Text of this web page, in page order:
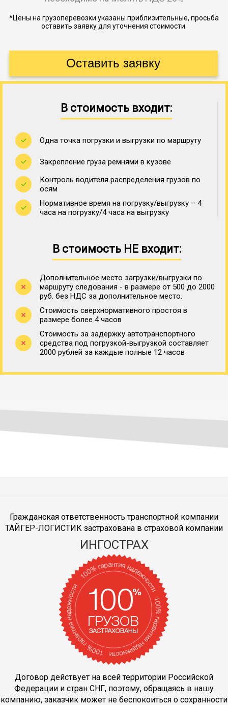
*Цены на грузоперевозки указаны приблизительные, просьба
оставить заявку для уточнения стоимости.
В стоимость входит:
Одна точка погрузки и выгрузки по маршруту
Закрепление груза ремнями в кузове
Контроль водителя распределения грузов по
осям
Нормативное время на погрузку/выгрузку – 4
часа на погрузку/4 часа на выгрузку
В стоимость НЕ входит:
Дополнительное место загрузки/выгрузки по
маршруту следования - в размере от 500 до 2000
руб. без НДС за дополнительное место.
Стоимость сверхнормативного простоя в
размере более 4 часов
Стоимость за задержку автотранспортного
средства под погрузкой-выгрузкой составляет
2000 рублей за каждые полные 12 часов
Гражданская ответственность транспортной компании
ТАЙГЕР-ЛОГИСТИК застрахована в страховой компании
ИНГОСТРАХ
Договор действует на всей территории Российской
Федерации и стран СНГ, поэтому, обращаясь в нашу
компанию, заказчик может не беспокоиться о сохранности